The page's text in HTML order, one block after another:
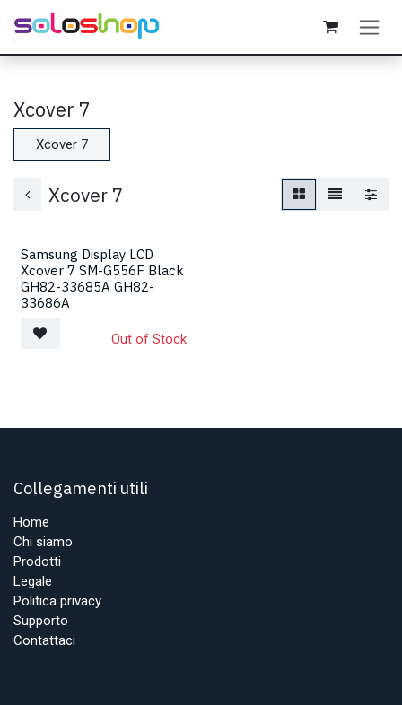
Passa al contenuto
Xcover 7
Xcover 7
Xcover 7
Samsung Display LCD
Xcover 7 SM-G556F Black
GH82-33685A GH82-
33686A
Out of Stock
Collegamenti utili
Home
Chi siamo
Prodotti
Legale
Politica privacy
Supporto
Contattaci